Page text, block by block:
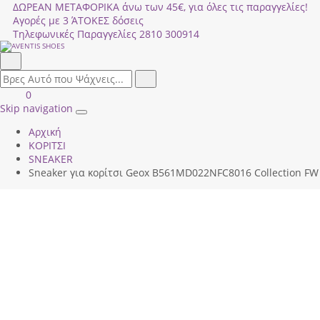
ΔΩΡΕΑΝ ΜΕΤΑΦΟΡΙΚΑ άνω των 45€, για όλες τις παραγγελίες!
Αγορές με 3 ΆΤΟΚΕΣ δόσεις
Τηλεφωνικές Παραγγελίες 2810 300914
field.search
Είσοδος
|
ΚΑΛΑΘΙ
ΑΓΟΡΩΝ
0
Skip navigation
Toggle
Αρχική
ΚΟΡΙΤΣΙ
SNEAKER
Sneaker για κορίτσι Geox Β561ΜD022ΝFC8016 Collection